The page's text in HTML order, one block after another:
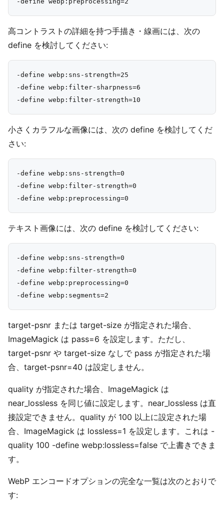
高コントラストの詳細を持つ手描き・線画には、次の
define を検討してください:
-define webp:sns-strength=25
-define webp:filter-sharpness=6
小さくカラフルな画像には、次の define を検討してくだ
さい:
-define webp:sns-strength=0
-define webp:filter-strength=0
テキスト画像には、次の define を検討してください:
-define webp:sns-strength=0
-define webp:filter-strength=0
-define webp:preprocessing=0
target-psnr または target-size が指定された場合、
ImageMagick は pass=6 を設定します。ただし、
target-psnr や target-size なしで pass が指定された場
合、target-psnr=40 は設定しません。
quality が指定された場合、ImageMagick は
near_lossless を同じ値に設定します。near_lossless は直
接設定できません。quality が 100 以上に設定された場
合、ImageMagick は lossless=1 を設定します。これは -
quality 100 -define webp:lossless=false で上書きできま
す。
WebP エンコードオプションの完全な一覧は次のとおりで
す: